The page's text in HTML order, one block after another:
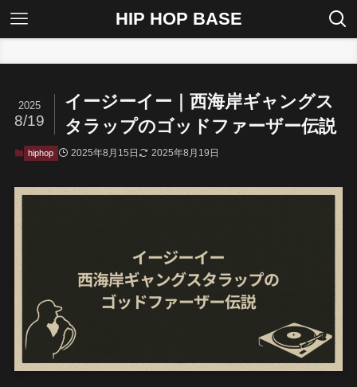
HIP HOP BASE
イージーイー｜西海岸ギャングス
タラップのゴッドファーザー伝説
2025
8/19
hiphop 2025年8月15日 2025年8月19日